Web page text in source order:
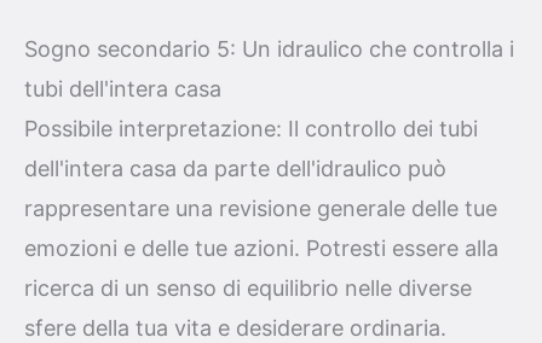
Sogno secondario 5: Un idraulico che controlla i
tubi dell'intera casa
Possibile interpretazione: Il controllo dei tubi
dell'intera casa da parte dell'idraulico può
rappresentare una revisione generale delle tue
emozioni e delle tue azioni. Potresti essere alla
ricerca di un senso di equilibrio nelle diverse
sfere della tua vita e desiderare ordinaria.